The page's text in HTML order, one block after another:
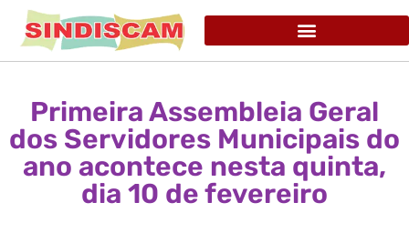
Primeira Assembleia Geral
dos Servidores Municipais do
ano acontece nesta quinta,
dia 10 de fevereiro